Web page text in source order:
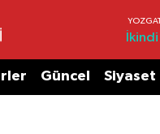
İkindi
Güncel Siyaset